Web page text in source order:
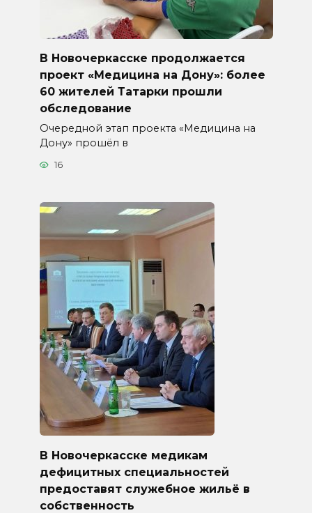
В Новочеркасске продолжается
проект «Медицина на Дону»: более
60 жителей Татарки прошли
обследование
Очередной этап проекта «Медицина на
Дону» прошёл в
16
В Новочеркасске медикам
дефицитных специальностей
предоставят служебное жильё в
собственность